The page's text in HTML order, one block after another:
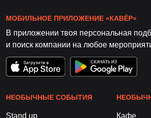
МОБИЛЬНОЕ ПРИЛОЖЕНИЕ «КАВЁР»
В приложении твоя персональная
и поиск компании на любое
НЕОБЫЧНЫЕ СОБЫТИЯ
Stand up Кафе